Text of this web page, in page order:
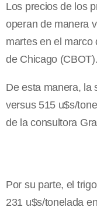
Los precios de los
operan de manera
martes en el marco
de Chicago (CBOT).
De esta manera, la
versus 515 u$s/
de la consultora
Por su parte, el
231 u$s/tonelada